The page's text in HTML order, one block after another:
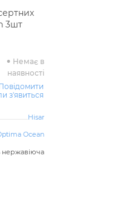
3шт
Немає в
наявності
з'явиться
Hisar
Ocean
нержавіюча